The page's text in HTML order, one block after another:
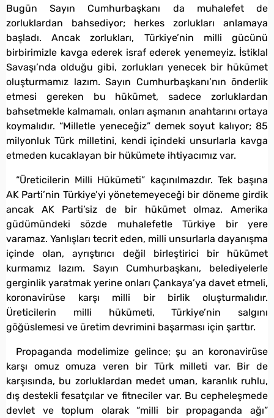
Bugün Sayın Cumhurbaşkanı da muhalefet de
zorluklardan bahsediyor; herkes zorlukları anlamaya
başladı. Ancak zorlukları, Türkiye’nin milli gücünü
birbirimizle kavga ederek israf ederek yenemeyiz. İstiklal
Savaşı’nda olduğu gibi, zorlukları yenecek bir hükümet
oluşturmamız lazım. Sayın Cumhurbaşkanı’nın önderlik
etmesi gereken bu hükümet, sadece zorluklardan
bahsetmekle kalmamalı, onları aşmanın anahtarını ortaya
koymalıdır. “Milletle yeneceğiz” demek soyut kalıyor; 85
milyonluk Türk milletini, kendi içindeki unsurlarla kavga
etmeden kucaklayan bir hükümete ihtiyacımız var.
“Üreticilerin Milli Hükümeti” kaçınılmazdır. Tek başına
AK Parti’nin Türkiye’yi yönetemeyeceği bir döneme girdik
ancak AK Parti’siz de bir hükümet olmaz. Amerika
güdümündeki sözde muhalefetle Türkiye bir yere
varamaz. Yanlışları tecrit eden, milli unsurlarla dayanışma
içinde olan, ayrıştırıcı değil birleştirici bir hükümet
kurmamız lazım. Sayın Cumhurbaşkanı, belediyelerle
gerginlik yaratmak yerine onları Çankaya’ya davet etmeli,
koronavirüse karşı milli bir birlik oluşturmalıdır.
Üreticilerin milli hükümeti, Türkiye’nin salgını
göğüslemesi ve üretim devrimini başarması için şarttır.
Propaganda modelimize gelince; şu an koronavirüse
karşı omuz omuza veren bir Türk milleti var. Bir de
karşısında, bu zorluklardan medet uman, karanlık ruhlu,
dış destekli fesatçılar ve fitneciler var. Bu cepheleşmede
devlet ve toplum olarak “milli bir propaganda ağı”